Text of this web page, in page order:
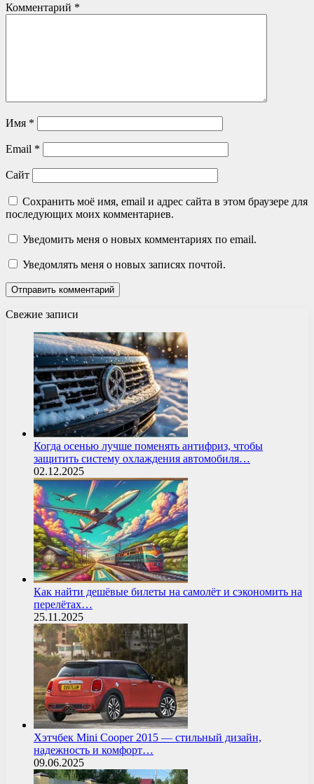
Комментарий *
Имя *
Email *
Сайт
Сохранить моё имя, email и адрес сайта в этом браузере для
последующих моих комментариев.
Уведомить меня о новых комментариях по email.
Уведомлять меня о новых записях почтой.
Свежие записи
Когда осенью лучше поменять антифриз, чтобы
защитить систему охлаждения автомобиля…
02.12.2025
Как найти дешёвые билеты на самолёт и сэкономить на
перелётах…
25.11.2025
Хэтчбек Mini Cooper 2015 — стильный дизайн,
надежность и комфорт…
09.06.2025